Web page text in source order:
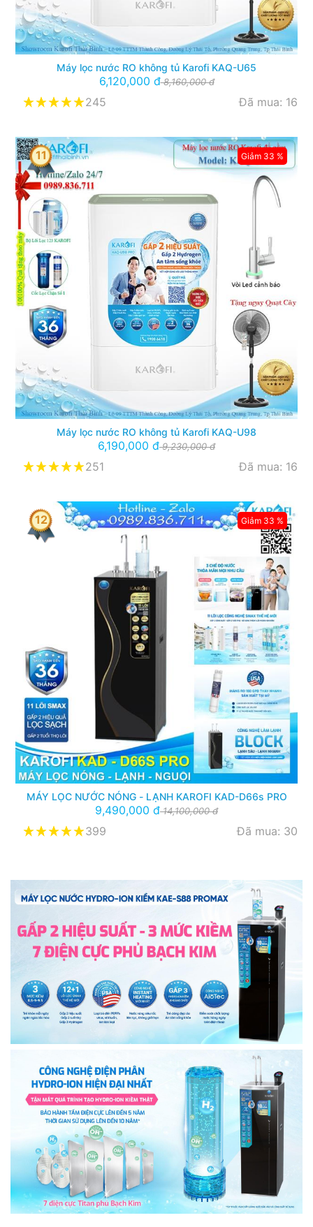
Máy lọc nước RO không tủ Karofi KAQ-U65
6,120,000 đ8,160,000 đ
245 Đã mua: 16
11
Máy lọc nước RO không tủ Karofi KAQ-U98
6,190,000 đ9,230,000 đ
251 Đã mua: 16
Giảm 33 %
12
MÁY LỌC NƯỚC NÓNG - LẠNH KAROFI KAD-D66s PRO
9,490,000 đ14,100,000 đ
399 Đã mua: 30
Giảm 33 %